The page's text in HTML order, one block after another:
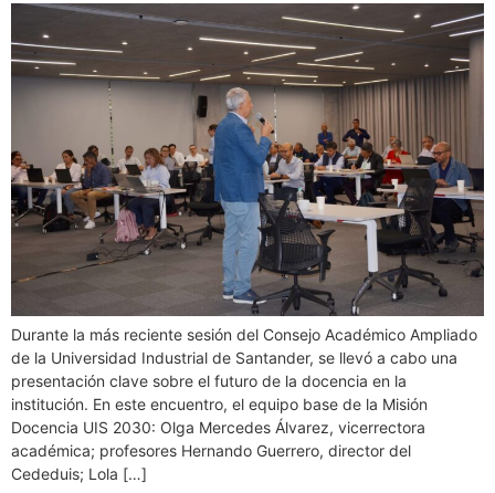
Durante la más reciente sesión del Consejo Académico Ampliado
de la Universidad Industrial de Santander, se llevó a cabo una
presentación clave sobre el futuro de la docencia en la
institución. En este encuentro, el equipo base de la Misión
Docencia UIS 2030: Olga Mercedes Álvarez, vicerrectora
académica; profesores Hernando Guerrero, director del
Cededuis; Lola […]